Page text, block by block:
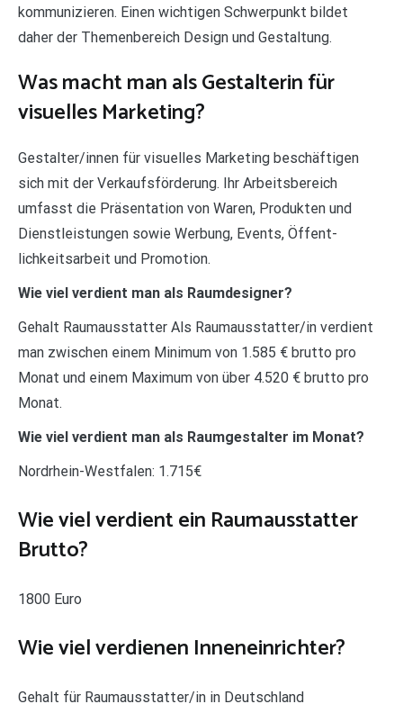
kommunizieren. Einen wichtigen Schwerpunkt bildet
daher der Themenbereich Design und Gestaltung.
Was macht man als Gestalterin für
visuelles Marketing?
Gestalter/innen für visuelles Marketing beschäftigen
sich mit der Verkaufsförderung. Ihr Arbeitsbereich
umfasst die Präsentation von Waren, Produkten und
Dienstleistungen sowie Werbung, Events, Öffent-
lichkeitsarbeit und Promotion.
Wie viel verdient man als Raumdesigner?
Gehalt Raumausstatter Als Raumausstatter/in verdient
man zwischen einem Minimum von 1.585 € brutto pro
Monat und einem Maximum von über 4.520 € brutto pro
Monat.
Wie viel verdient man als Raumgestalter im Monat?
Nordrhein-Westfalen: 1.715€
Wie viel verdient ein Raumausstatter
Brutto?
1800 Euro
Wie viel verdienen Inneneinrichter?
Gehalt für Raumausstatter/in in Deutschland